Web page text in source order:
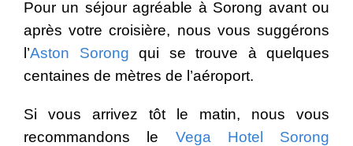
Pour un séjour agréable à Sorong avant ou
après votre croisière, nous vous suggérons
l’Aston Sorong qui se trouve à quelques
centaines de mètres de l’aéroport.
Si vous arrivez tôt le matin, nous vous
recommandons le Vega Hotel Sorong